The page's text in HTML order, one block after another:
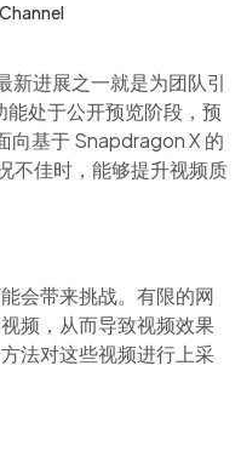
新进展之一就是为团队引
处于公开预览阶段，预
向基于Snapdragon X 的
不佳时，能够提升视频质
会带来挑战。有限的网
频，从而导致视频效果
法对这些视频进行上采